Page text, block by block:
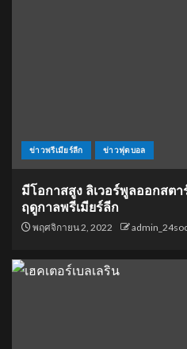
ข่าวพรีเมียร์ลีก ข่าวฟุตบอล
มีโอกาสสูง ลิเวอร์พูลออกสต
ฤดูกาลพรีเมียร์ลีก
พฤศจิกายน 2, 2022